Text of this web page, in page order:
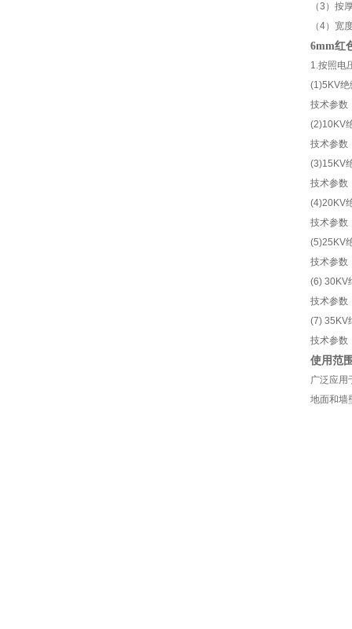
（3）按
（4）宽
6mm红
1.按照电
(1)5KV绝
技术参数
(2)10KV
技术参数
(3)15KV
技术参数
(4)20KV
技术参数
(5)25KV
技术参数
(6) 30KV
技术参数
(7) 35KV
技术参数
使用范
广泛应用
地面和墙